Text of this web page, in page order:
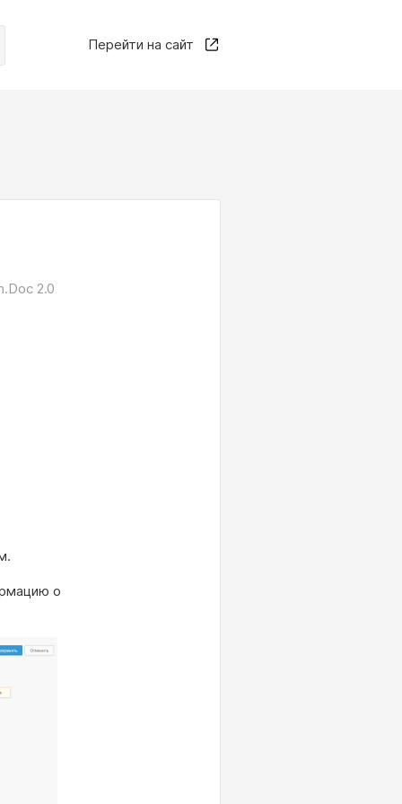
Перейти на сайт
2.0
о